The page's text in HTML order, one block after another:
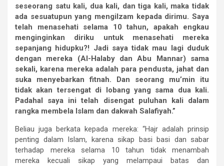
seseorang satu kali, dua kali, dan tiga kali, maka tidak
ada sesuatupun yang mengilzam kepada dirimu. Saya
telah menasehati selama 10 tahun, apakah engkau
menginginkan diriku untuk menasehati mereka
sepanjang hidupku?! Jadi saya tidak mau lagi duduk
dengan mereka (Al-Halaby dan Abu Mannar) sama
sekali, karena mereka adalah para pendusta, jahat dan
suka menyebarkan fitnah. Dan seorang mu’min itu
tidak akan tersengat di lobang yang sama dua kali.
Padahal saya ini telah disengat puluhan kali dalam
rangka membela Islam dan dakwah Salafiyah.”
Beliau juga berkata kepada mereka: “Hajr adalah prinsip
penting dalam Islam, karena sikap basi basi dan sabar
terhadap mereka selama 10 tahun tidak menambah
mereka kecuali sikap yang melampaui batas dan